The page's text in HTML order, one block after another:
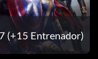
(+15 Entrenador)